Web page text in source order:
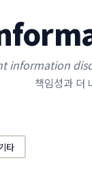
information
책임성과 더
타